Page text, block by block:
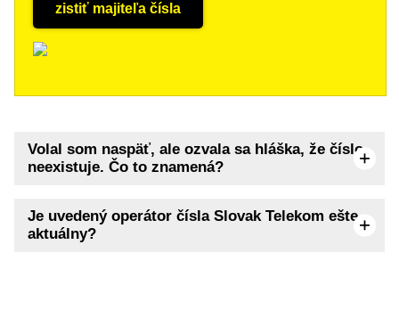
zistiť majiteľa čísla
Volal som naspäť, ale ozvala sa hláška, že číslo
neexistuje. Čo to znamená?
Je uvedený operátor čísla Slovak Telekom ešte
aktuálny?